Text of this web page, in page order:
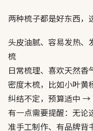
两种梳子都是好东西，
头皮油腻、容易发热
梳
日常梳理、喜欢天然
密度木梳，比如小叶黄
纠结不定，预算适中 →
有一点需要提醒：无论
准手工制作、有品牌